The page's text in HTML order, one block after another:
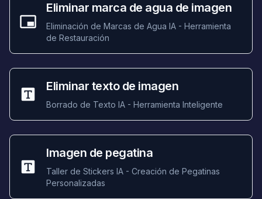
Eliminar marca de agua de imagen
Eliminación de Marcas de Agua IA - Herramienta
de Restauración
Eliminar texto de imagen
Borrado de Texto IA - Herramienta Inteligente
Imagen de pegatina
Taller de Stickers IA - Creación de Pegatinas
Personalizadas